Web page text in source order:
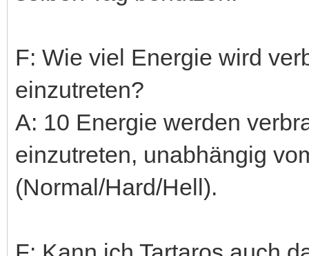
F: Wie viel Energie wird
einzutreten?
A: 10 Energie werden
einzutreten, unabhängig
(Normal/Hard/Hell).